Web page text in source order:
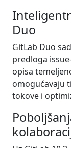
Duo
GitLab Duo
predloga
opisa
omogućavaju
tokove i